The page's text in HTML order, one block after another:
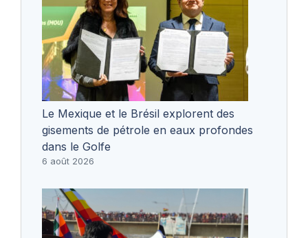
Le Mexique et le Brésil explorent des
gisements de pétrole en eaux profondes
dans le Golfe
6 août 2026